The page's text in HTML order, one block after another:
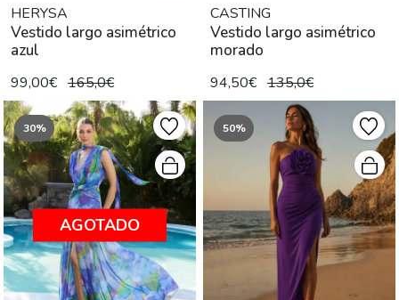
HERYSA
Vestido largo asimétrico
azul
99,00€ 165,0€
CASTING
Vestido largo asimétrico
morado
94,50€ 135,0€
30%
AGOTADO
50%